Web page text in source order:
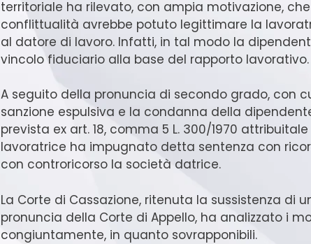
territoriale ha rilevato, con ampia motivazione,
conflittualità avrebbe potuto legittimare la
al datore di lavoro. Infatti, in tal modo la
vincolo fiduciario alla base del rapporto lavorativo.
A seguito della pronuncia di secondo grado, con
sanzione espulsiva e la condanna della
prevista ex art. 18, comma 5 L. 300/1970
lavoratrice ha impugnato detta sentenza con
con controricorso la società datrice.
La Corte di Cassazione, ritenuta la sussistenza di
pronuncia della Corte di Appello, ha analizzato i
congiuntamente, in quanto sovrapponibili.